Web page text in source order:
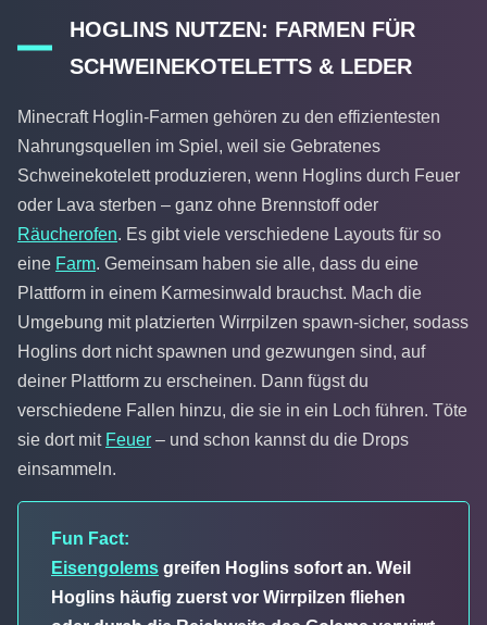
HOGLINS NUTZEN: FARMEN FÜR
SCHWEINEKOTELETTS & LEDER
Minecraft Hoglin-Farmen gehören zu den effizientesten
Nahrungsquellen im Spiel, weil sie Gebratenes
Schweinekotelett produzieren, wenn Hoglins durch Feuer
oder Lava sterben – ganz ohne Brennstoff oder
Räucherofen. Es gibt viele verschiedene Layouts für so
eine Farm. Gemeinsam haben sie alle, dass du eine
Plattform in einem Karmesinwald brauchst. Mach die
Umgebung mit platzierten Wirrpilzen spawn-sicher, sodass
Hoglins dort nicht spawnen und gezwungen sind, auf
deiner Plattform zu erscheinen. Dann fügst du
verschiedene Fallen hinzu, die sie in ein Loch führen. Töte
sie dort mit Feuer – und schon kannst du die Drops
einsammeln.
Fun Fact:
Eisengolems greifen Hoglins sofort an. Weil
Hoglins häufig zuerst vor Wirrpilzen fliehen